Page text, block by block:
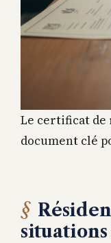
Le certificat de
document clé